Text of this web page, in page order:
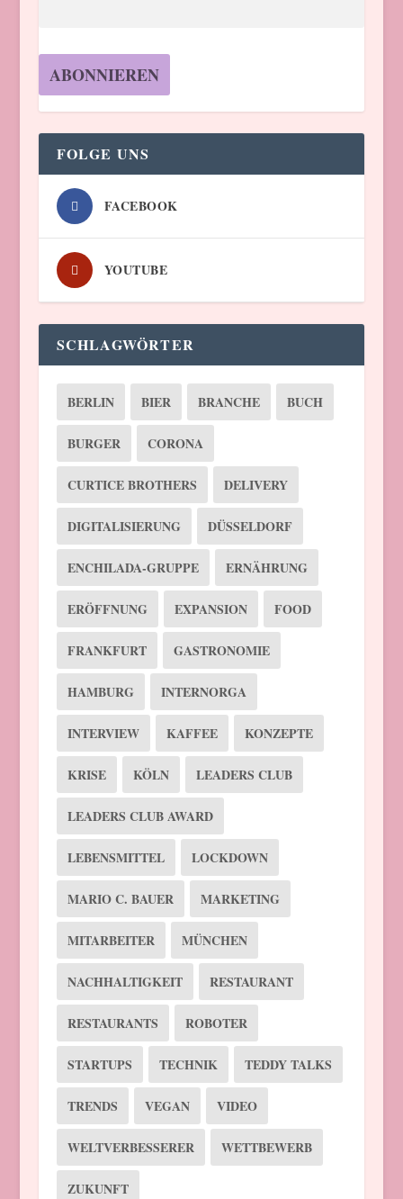
FOLGE UNS
FACEBOOK
YOUTUBE
SCHLAGWÖRTER
BERLIN BIER BRANCHE BUCH
BURGER CORONA
CURTICE BROTHERS DELIVERY
DIGITALISIERUNG DÜSSELDORF
ENCHILADA-GRUPPE ERNÄHRUNG
ERÖFFNUNG EXPANSION FOOD
FRANKFURT GASTRONOMIE
HAMBURG INTERNORGA
INTERVIEW KAFFEE KONZEPTE
KRISE KÖLN LEADERS CLUB
LEADERS CLUB AWARD
LEBENSMITTEL LOCKDOWN
MARIO C. BAUER MARKETING
MITARBEITER MÜNCHEN
NACHHALTIGKEIT RESTAURANT
RESTAURANTS ROBOTER
STARTUPS TECHNIK TEDDY TALKS
TRENDS VEGAN VIDEO
WELTVERBESSERER WETTBEWERB
ZUKUNFT